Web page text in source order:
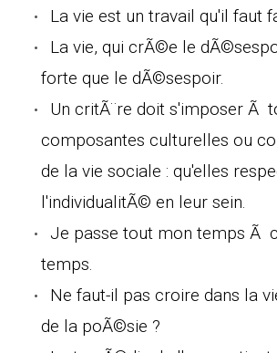
La vie est un travail qu'il faut
La vie, qui crÃ©e le
forte que le dÃ©sespoir.
Un critÃ¨re doit s'imposer Ã
composantes culturelles ou
de la vie sociale : qu'elles
l'individualitÃ© en leur sein.
Je passe tout mon temps Ã
temps.
Ne faut-il pas croire dans la
de la poÃ©sie ?